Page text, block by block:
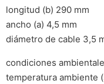
longitud (b) 290 mm
ancho (a) 4,5 mm
diámetro de cable 3,5
condiciones
temperatura ambiente